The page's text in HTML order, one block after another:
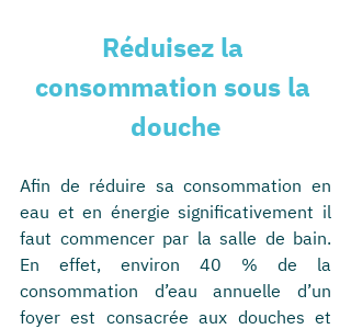
Réduisez la
consommation sous la
douche
Afin de réduire sa consommation en
eau et en énergie significativement il
faut commencer par la salle de bain.
En effet, environ 40 % de la
consommation d’eau annuelle d’un
foyer est consacrée aux douches et